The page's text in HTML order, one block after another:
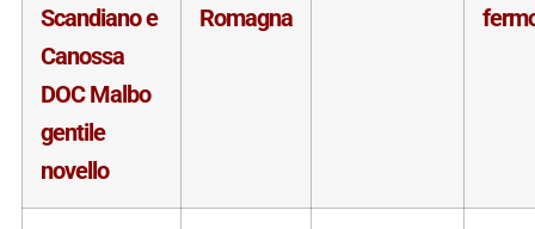
Scandiano e
Canossa
DOC Malbo
gentile
novello
Romagna